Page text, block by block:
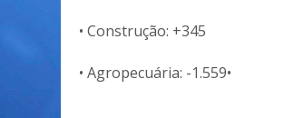
• Construção: +345
• Agropecuária: -1.559•